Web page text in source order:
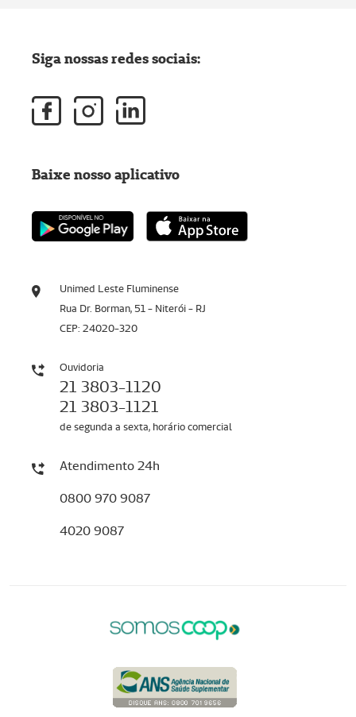
Unimed Leste Fluminense
Rua Dr. Borman, 51 - Niterói - RJ
CEP: 24020-320
Ouvidoria
21 3803-1120
21 3803-1121
de segunda a sexta, horário comercial
Atendimento 24h
0800 970 9087
4020 9087
Siga nossas redes sociais:
Baixe nosso aplicativo